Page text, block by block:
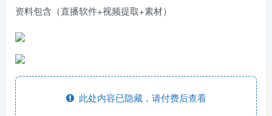
资料包含（直播软件+视频提取+素材）
此处内容已隐藏，请付费后查看